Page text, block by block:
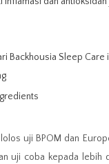
Backhousia Sleep
uji BPOM dan
uji coba kepada lebih